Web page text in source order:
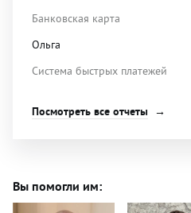
Банковская карта
Ольга
Система быстрых платежей
Посмотреть все отчеты
Вы помогли им: